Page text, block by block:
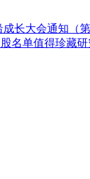
长大会通知（第
名单值得珍藏研